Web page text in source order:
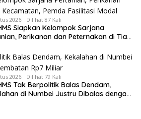
2026 Dilihat 87 Kali
Siapkan Kelompok Sarjana
Perikanan dan Peternakan di Tiap
2026 Dilihat 79 Kali
Tak Berpolitik Balas Dendam,
di Numbei Justru Dibalas dengan